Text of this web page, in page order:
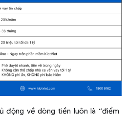
động về dòng tiền luôn là “điểm